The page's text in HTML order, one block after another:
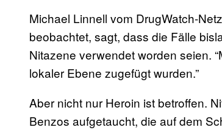
Michael Linnell vom DrugWatch-
beobachtet, sagt, dass die Fälle
Nitazene verwendet worden seien.
lokaler Ebene zugefügt wurden.”
Aber nicht nur Heroin ist betroffen.
Benzos aufgetaucht, die auf dem